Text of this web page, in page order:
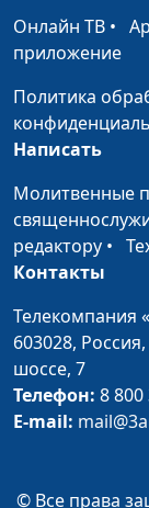
Пожар на кухне
Завтрак у
Три
Бутерброды с
чесноком
Суп из
Ватрушки
Торт «Щедрый
Онлайн ТВ •
приложение
Политика
Написать
Молитвенные
редактору •
Контакты
Телекомпания
603028,
шоссе, 7
Телефон: 8 800
E-mail:
© Все права